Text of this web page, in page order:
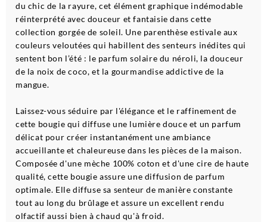
du chic de la rayure, cet élément graphique indémodable
réinterprété avec douceur et fantaisie dans cette
collection gorgée de soleil. Une parenthèse estivale aux
couleurs veloutées qui habillent des senteurs inédites qui
sentent bon l’été : le parfum solaire du néroli, la douceur
de la noix de coco, et la gourmandise addictive de la
mangue.
Laissez-vous séduire par l'élégance et le raffinement de
cette bougie qui diffuse une lumière douce et un parfum
délicat pour créer instantanément une ambiance
accueillante et chaleureuse dans les pièces de la maison.
Composée d'une mèche 100% coton et d'une cire de haute
qualité, cette bougie assure une diffusion de parfum
optimale. Elle diffuse sa senteur de manière constante
tout au long du brûlage et assure un excellent rendu
olfactif aussi bien à chaud qu'à froid.